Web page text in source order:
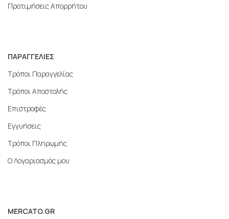
Προτιμήσεις Απορρήτου
ΠΑΡΑΓΓΕΛΙΕΣ
Τρόποι Παραγγελίας
Τρόποι Αποστολής
Επιστροφές
Εγγυήσεις
Τρόποι Πληρωμής
Ο Λογαριασμός μου
MERCATO.GR